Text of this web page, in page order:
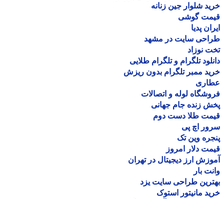
شلوار جین زنانه
گوشی
پدیا
سایت در مشهد
نوزاد
تلگرام و تلگرام طلایی
ممبر تلگرام بدون ریزش
لوله و اتصالات
زنده جام جهانی
طلا دست دوم
اچ پی
وین تک
دلار امروز
ارز دیجیتال در تهران
بار
طراحی سایت یزد
مانیتور استوک